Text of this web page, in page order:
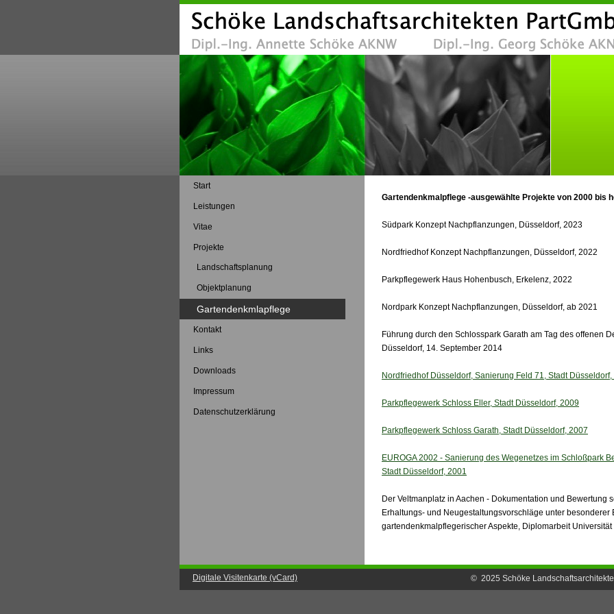
Start
Leistungen
Vitae
Projekte
Landschaftsplanung
Objektplanung
Gartendenkmlapflege
Kontakt
Links
Downloads
Impressum
Datenschutzerklärung
Gartendenkmalpflege -ausgewählte Projekte von 2000 bis
Südpark Konzept Nachpflanzungen, Düsseldorf, 2023
Nordfriedhof Konzept Nachpflanzungen, Düsseldorf, 2022
Parkpflegewerk Haus Hohenbusch, Erkelenz, 2022
Nordpark Konzept Nachpflanzungen, Düsseldorf, ab 2021
Führung durch den Schlosspark Garath am Tag des offenen
Düsseldorf, 14. September 2014
Nordfriedhof Düsseldorf, Sanierung Feld 71, Stadt
Parkpflegewerk Schloss Eller, Stadt Düsseldorf, 2009
Parkpflegewerk Schloss Garath, Stadt Düsseldorf, 2007
EUROGA 2002 - Sanierung des Wegenetzes im Schloßpark
Stadt Düsseldorf, 2001
Der Veltmanplatz in Aachen - Dokumentation und Bewertung
Erhaltungs- und Neugestaltungsvorschläge unter besonderer
gartendenkmalpflegerischer Aspekte, Diplomarbeit
© 2025 Schöke
Digitale Visitenkarte (vCard)